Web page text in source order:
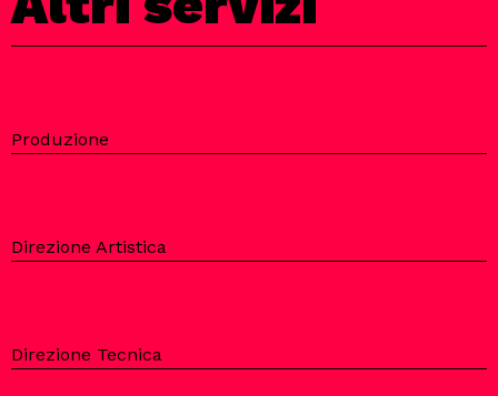
Produzione
Direzione Artistica
Direzione Tecnica